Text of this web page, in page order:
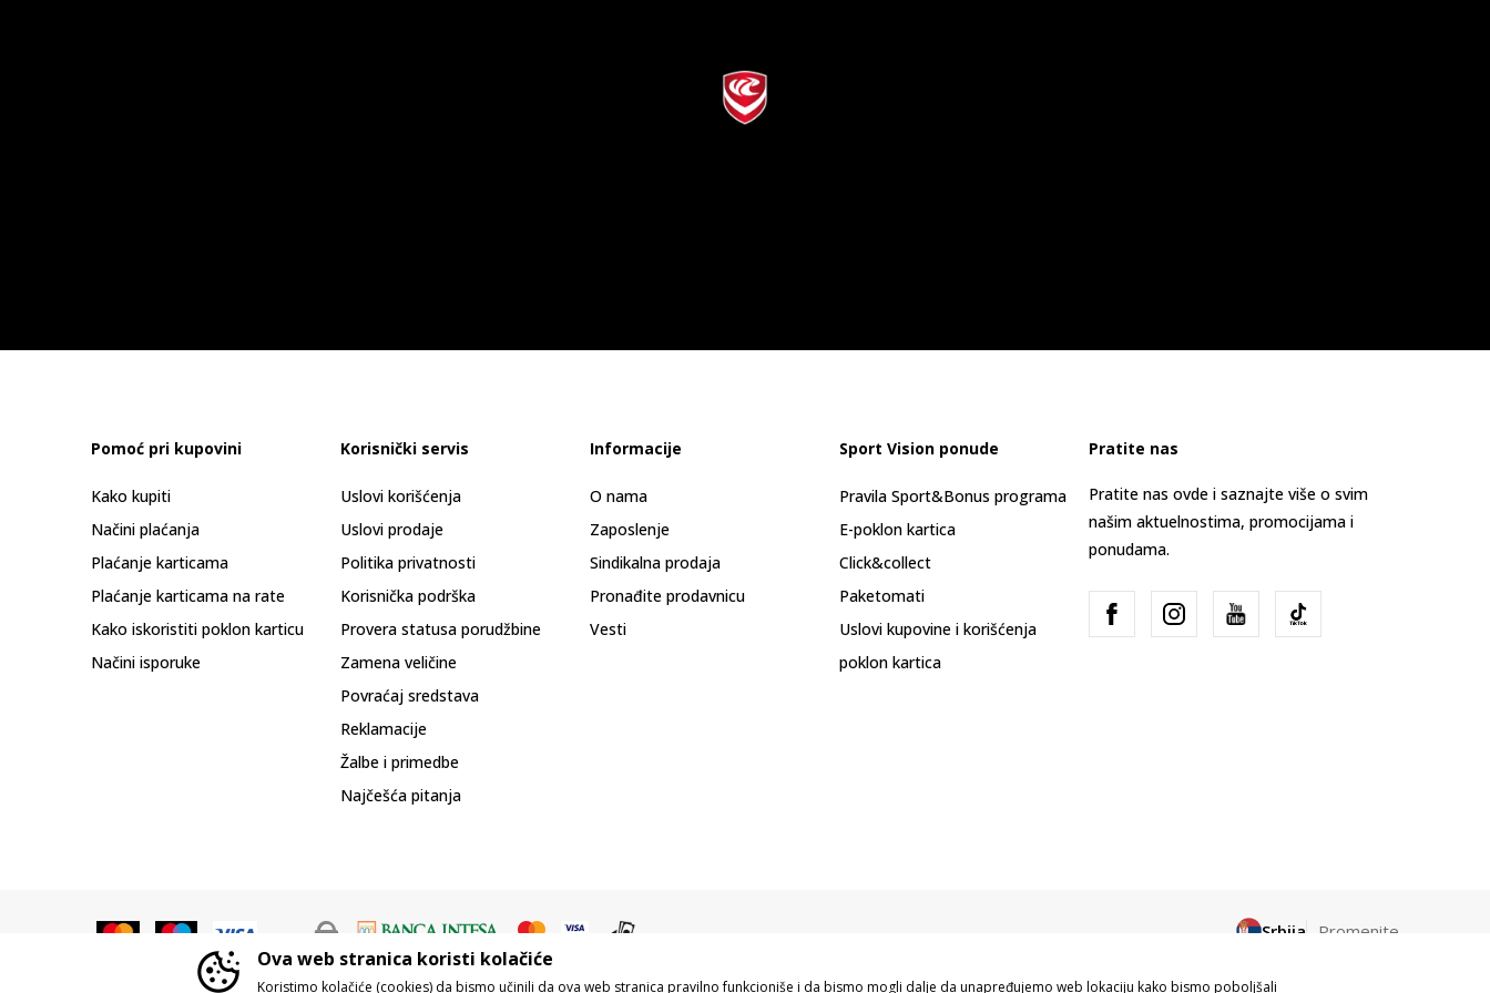
Pomoć pri kupovini
Kako kupiti
Načini plaćanja
Plaćanje karticama
Plaćanje karticama na rate
Kako iskoristiti poklon karticu
Načini isporuke
Korisnički servis
Uslovi korišćenja
Uslovi prodaje
Politika privatnosti
Korisnička podrška
Provera statusa porudžbine
Zamena veličine
Povraćaj sredstava
Reklamacije
Žalbe i primedbe
Najčešća pitanja
Informacije
O nama
Zaposlenje
Sindikalna prodaja
Pronađite prodavnicu
Vesti
Sport Vision ponude
Pravila Sport&Bonus programa
E-poklon kartica
Click&collect
Paketomati
Uslovi kupovine i korišćenja
poklon kartica
Pratite nas
Pratite nas ovde i saznajte više o svim
našim aktuelnostima, promocijama i
ponudama.
Srbija Promenite
Ova web stranica koristi kolačiće
Koristimo kolačiće (cookies) da bismo učinili da ova web stranica pravilno funkcioniše i da bismo mogli dalje da unapređujemo web lokaciju kako bismo poboljšali